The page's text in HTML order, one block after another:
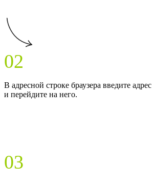
02
В адресной строке браузера введите адрес
и перейдите на него.
03